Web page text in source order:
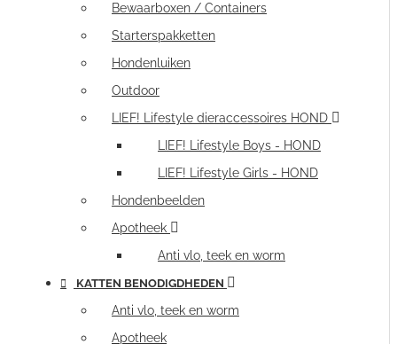
Bewaarboxen / Containers
Starterspakketten
Hondenluiken
Outdoor
LIEF! Lifestyle dieraccessoires HOND
LIEF! Lifestyle Boys - HOND
LIEF! Lifestyle Girls - HOND
Hondenbeelden
Apotheek
Anti vlo, teek en worm
KATTEN BENODIGDHEDEN
Anti vlo, teek en worm
Apotheek